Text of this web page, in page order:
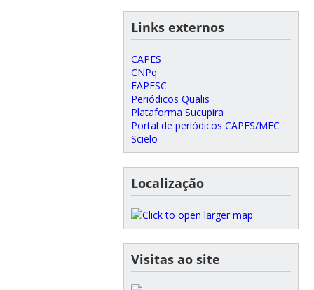
Links externos
CAPES
CNPq
FAPESC
Periódicos Qualis
Plataforma Sucupira
Portal de periódicos CAPES/MEC
Scielo
Localização
Visitas ao site